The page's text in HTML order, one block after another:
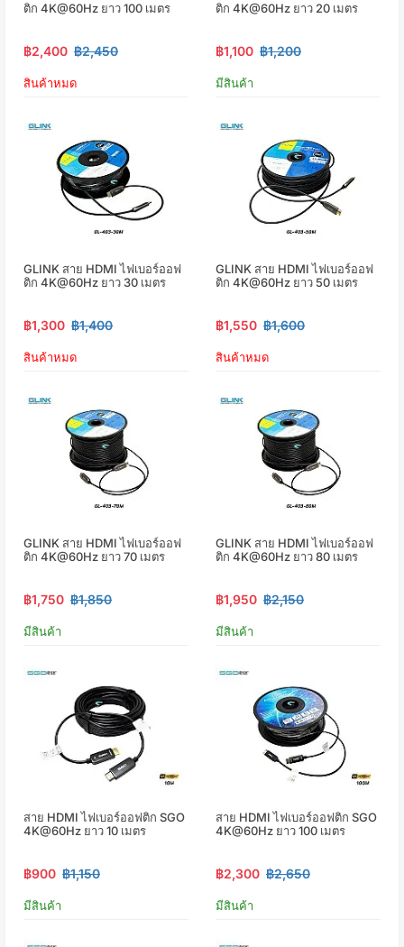
ติก 4K@60Hz ยาว 100 เมตร
฿2,400 ฿2,450
สินค้าหมด
ติก 4K@60Hz ยาว 20 เมตร
฿1,100 ฿1,200
มีสินค้า
GLINK สาย HDMI ไฟเบอร์ออฟ
ติก 4K@60Hz ยาว 30 เมตร
฿1,300 ฿1,400
สินค้าหมด
GLINK สาย HDMI ไฟเบอร์ออฟ
ติก 4K@60Hz ยาว 50 เมตร
฿1,550 ฿1,600
สินค้าหมด
GLINK สาย HDMI ไฟเบอร์ออฟ
ติก 4K@60Hz ยาว 70 เมตร
฿1,750 ฿1,850
มีสินค้า
GLINK สาย HDMI ไฟเบอร์ออฟ
ติก 4K@60Hz ยาว 80 เมตร
฿1,950 ฿2,150
มีสินค้า
สาย HDMI ไฟเบอร์ออฟติก SGO
4K@60Hz ยาว 10 เมตร
฿900 ฿1,150
มีสินค้า
สาย HDMI ไฟเบอร์ออฟติก SGO
4K@60Hz ยาว 100 เมตร
฿2,300 ฿2,650
มีสินค้า